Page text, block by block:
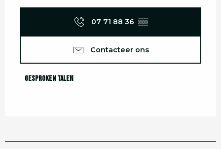
07 71 88 36 ▒▒
Contacteer ons
Gesproken talen
Gesproken talen